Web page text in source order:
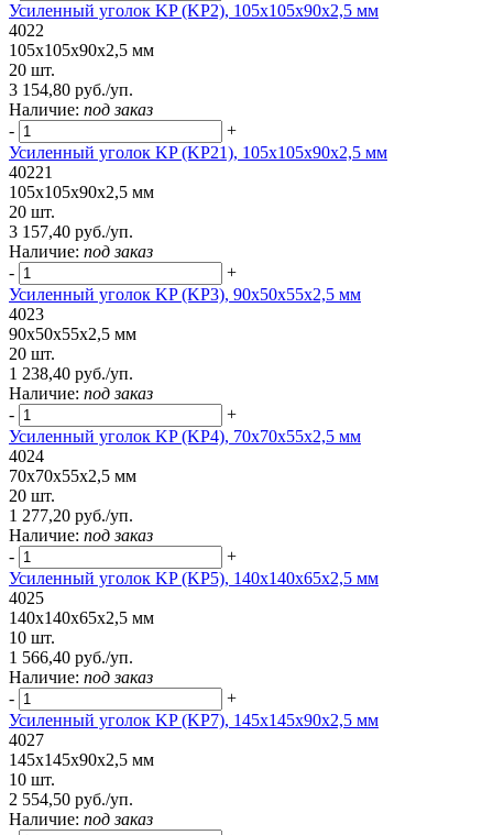
Усиленный уголок KP (KP2), 105x105x90x2,5 мм
4022
105x105x90x2,5 мм
20 шт.
3 154,80 руб./уп.
Наличие: под заказ
-
+
Усиленный уголок KP (KP21), 105x105x90x2,5 мм
40221
105x105x90x2,5 мм
20 шт.
3 157,40 руб./уп.
Наличие: под заказ
-
+
Усиленный уголок KP (KP3), 90x50x55x2,5 мм
4023
90x50x55x2,5 мм
20 шт.
1 238,40 руб./уп.
Наличие: под заказ
-
+
Усиленный уголок KP (KP4), 70x70x55x2,5 мм
4024
70x70x55x2,5 мм
20 шт.
1 277,20 руб./уп.
Наличие: под заказ
-
+
Усиленный уголок KP (KP5), 140x140x65x2,5 мм
4025
140x140x65x2,5 мм
10 шт.
1 566,40 руб./уп.
Наличие: под заказ
-
+
Усиленный уголок KP (KP7), 145х145х90х2,5 мм
4027
145х145х90х2,5 мм
10 шт.
2 554,50 руб./уп.
Наличие: под заказ